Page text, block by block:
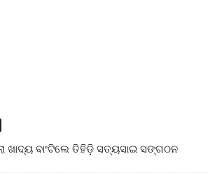
ଖାଦ୍ୟ ବାଂଟିଲେ ତିହିଡି଼ ସତ୍ୟସାଇ ସଙ୍ଗଠନ